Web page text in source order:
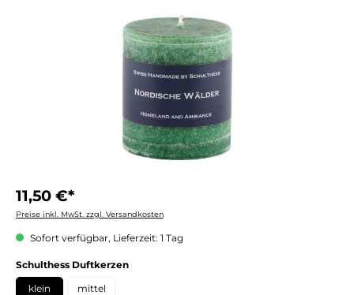
11,50 €*
Preise inkl. MwSt. zzgl. Versandkosten
Sofort verfügbar, Lieferzeit: 1 Tag
Schulthess Duftkerzenauswählen
klein mittel